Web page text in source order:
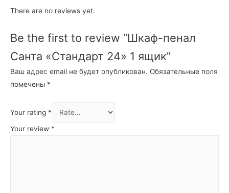
There are no reviews yet.
Be the first to review “Шкаф-пенал
Санта «Стандарт 24» 1 ящик”
Ваш адрес email не будет опубликован. Обязательные поля
помечены *
Your rating *
Your review *